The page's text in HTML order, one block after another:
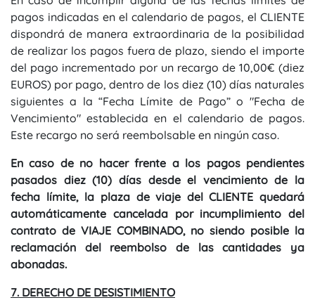
pagos indicadas en el calendario de pagos, el CLIENTE
dispondrá de manera extraordinaria de la posibilidad
de realizar los pagos fuera de plazo, siendo el importe
del pago incrementado por un recargo de 10,00€ (diez
EUROS) por pago, dentro de los diez (10) días naturales
siguientes a la “Fecha Límite de Pago” o "Fecha de
Vencimiento" establecida en el calendario de pagos.
Este recargo no será reembolsable en ningún caso.
En caso de no hacer frente a los pagos pendientes
pasados diez (10) días desde el vencimiento de la
fecha límite, la plaza de viaje del CLIENTE quedará
automáticamente cancelada por incumplimiento del
contrato de VIAJE COMBINADO, no siendo posible la
reclamación del reembolso de las cantidades ya
abonadas.
7. DERECHO DE DESISTIMIENTO